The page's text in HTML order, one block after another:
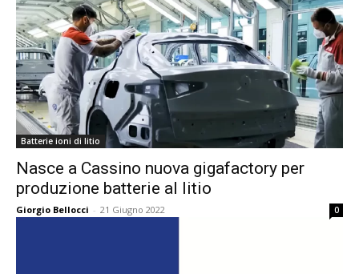
Batterie ioni di litio
Nasce a Cassino nuova gigafactory per
produzione batterie al litio
Giorgio Bellocci - 21 Giugno 2022 0